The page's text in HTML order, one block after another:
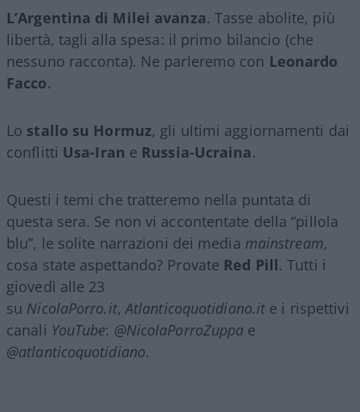
L’Argentina di Milei avanza. Tasse abolite, più
libertà, tagli alla spesa: il primo bilancio (che
nessuno racconta). Ne parleremo con Leonardo
Facco.
Lo stallo su Hormuz, gli ultimi aggiornamenti dai
conflitti Usa-Iran e Russia-Ucraina.
Questi i temi che tratteremo nella puntata di
questa sera. Se non vi accontentate della “pillola
blu”, le solite narrazioni dei media mainstream,
cosa state aspettando? Provate Red Pill. Tutti i
giovedì alle 23
su NicolaPorro.it, Atlanticoquotidiano.it e i rispettivi
canali YouTube: @NicolaPorroZuppa e
@atlanticoquotidiano.